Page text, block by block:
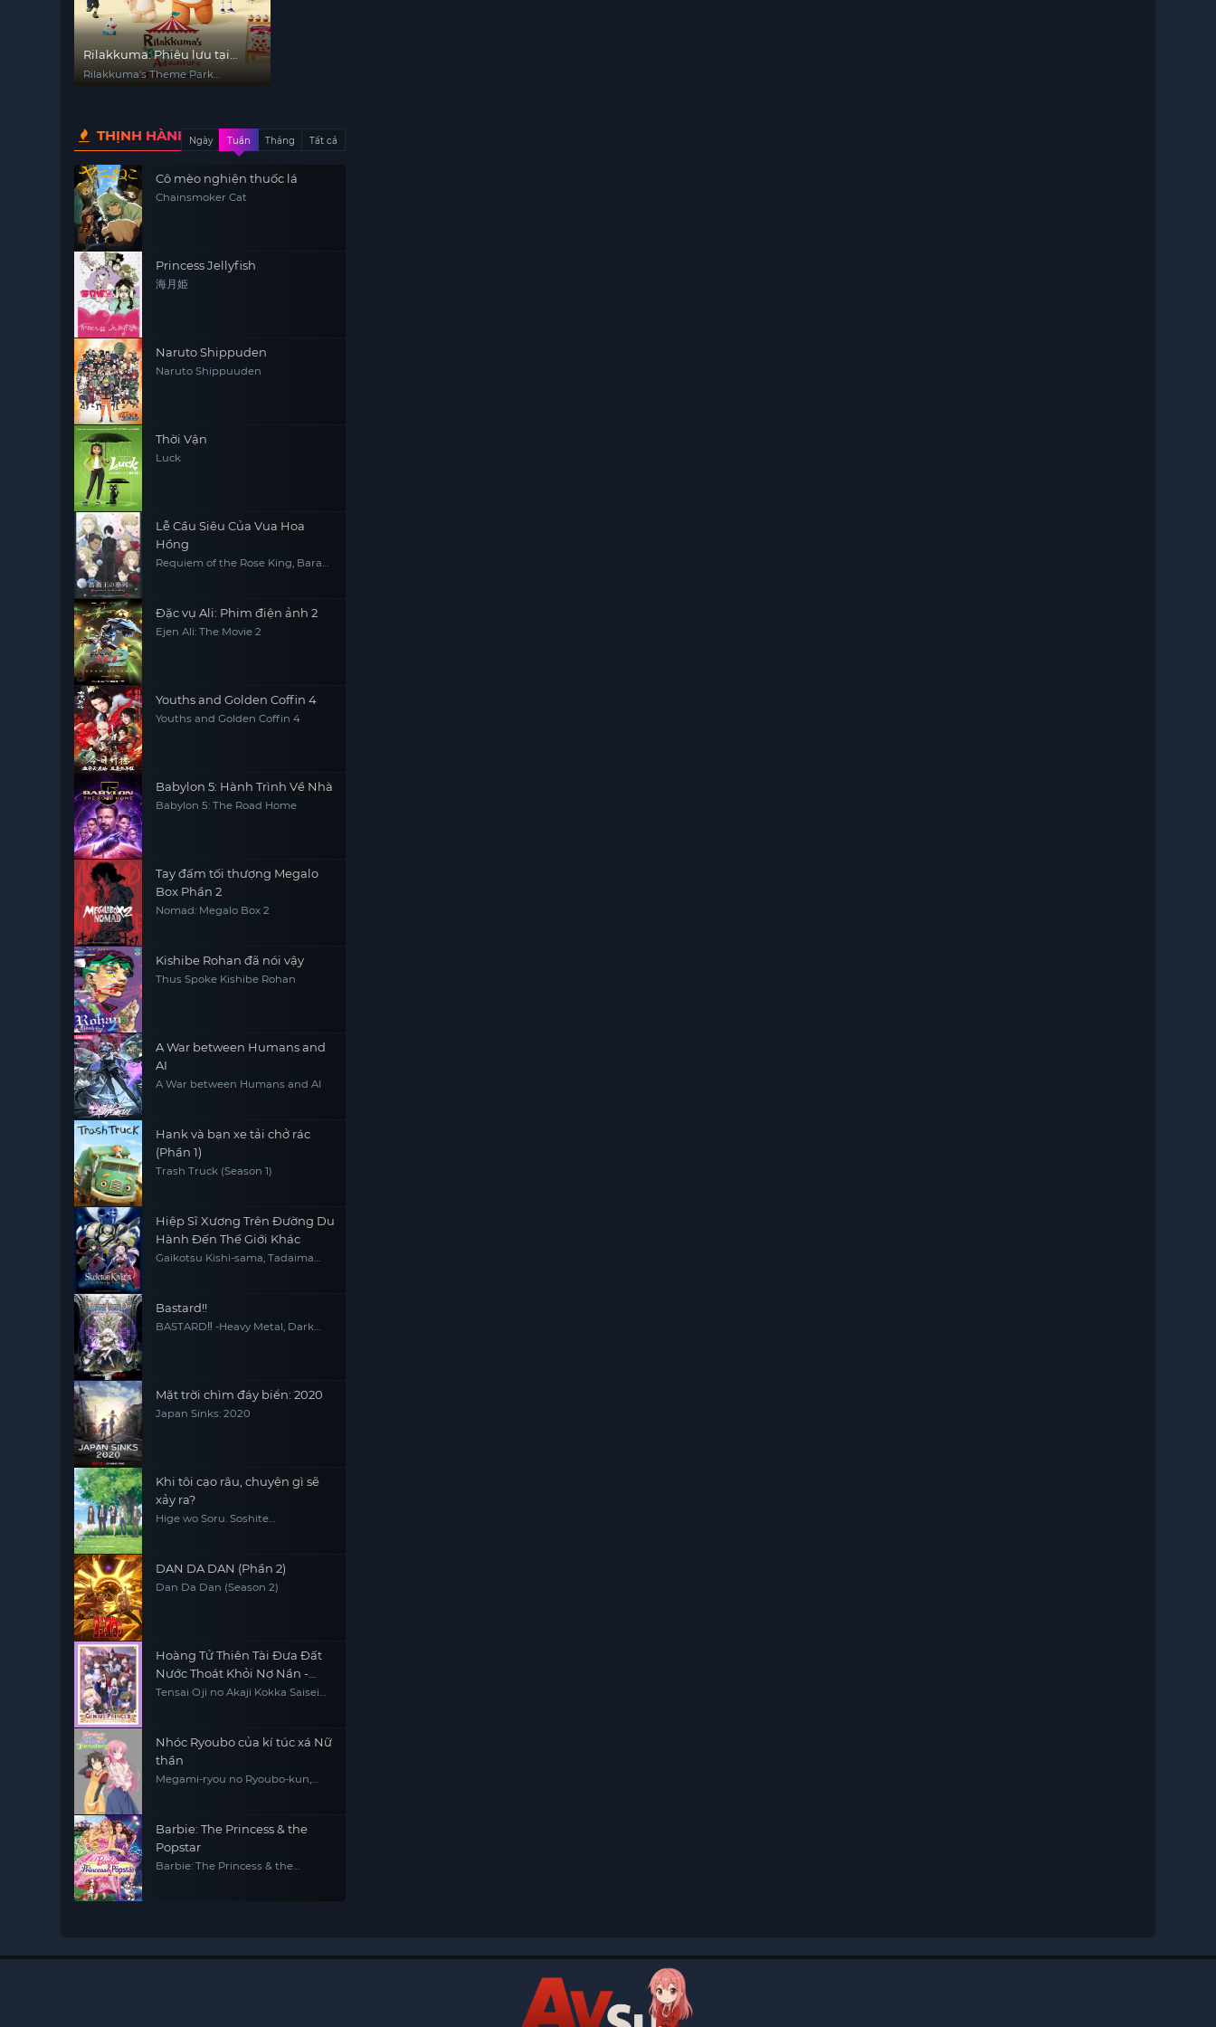
Rilakkuma: Phiêu lưu tại
công viên giải trí
Rilakkuma's Theme Park
THỊNH HÀNHNgày Tuần Tháng Tất cả
Cô mèo nghiện thuốc lá
Chainsmoker Cat
Princess Jellyfish
海月姫
Naruto Shippuden
Naruto Shippuuden
Thời Vận
Luck
Lễ Cầu Siêu Của Vua Hoa
Hồng
Requiem of the Rose King, Bara
Đặc vụ Ali: Phim điện ảnh 2
Ejen Ali: The Movie 2
Youths and Golden Coffin 4
Youths and Golden Coffin 4
Babylon 5: Hành Trình Về Nhà
Babylon 5: The Road Home
Tay đấm tối thượng Megalo
Box Phần 2
Nomad: Megalo Box 2
Kishibe Rohan đã nói vậy
Thus Spoke Kishibe Rohan
A War between Humans and
AI
A War between Humans and AI
Hank và bạn xe tải chở rác
(Phần 1)
Trash Truck (Season 1)
Hiệp Sĩ Xương Trên Đường Du
Hành Đến Thế Giới Khác
Gaikotsu Kishi-sama, Tadaima
Bastard!!
BASTARD‼ -Heavy Metal, Dark
Mặt trời chìm đáy biển: 2020
Japan Sinks: 2020
Khi tôi cạo râu, chuyện gì sẽ
xảy ra?
Hige wo Soru. Soshite
DAN DA DAN (Phần 2)
Dan Da Dan (Season 2)
Hoàng Tử Thiên Tài Đưa Đất
Nước Thoát Khỏi Nợ Nần -
Đúng Rồi, Bán Nước Thôi
Tensai Oji no Akaji Kokka Saisei
Prince's Guide to Raising a
Nation Out of Debt (Hey, How
About Treason?)
Nhóc Ryoubo của kí túc xá Nữ
thần
Megami-ryou no Ryoubo-kun,
Barbie: The Princess & the
Popstar
Barbie: The Princess & the